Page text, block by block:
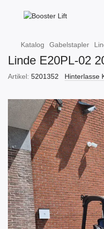
Katalog Gabelstapler
Linde E20PL-02
Artikel: 5201352 Hinterlasse